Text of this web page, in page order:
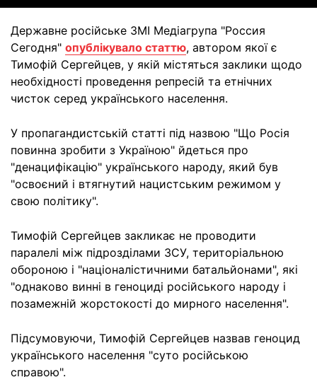
Державне російське ЗМІ Медіагрупа "Россия
Сегодня" опублікувало статтю, автором якої є
Тимофій Сергейцев, у якій містяться заклики щодо
необхідності проведення репресій та етнічних
чисток серед українського населення.
У пропагандистській статті під назвою "Що Росія
повинна зробити з Україною" йдеться про
"денацифікацію" українського народу, який був
"освоєний і втягнутий нацистським режимом у
свою політику".
Тимофій Сергейцев закликає не проводити
паралелі між підрозділами ЗСУ, територіальною
обороною і "націоналістичними батальйонами", які
"однаково винні в геноциді російського народу і
позамежній жорстокості до мирного населення".
Підсумовуючи, Тимофій Сергейцев назвав геноцид
українського населення "суто російською
справою".